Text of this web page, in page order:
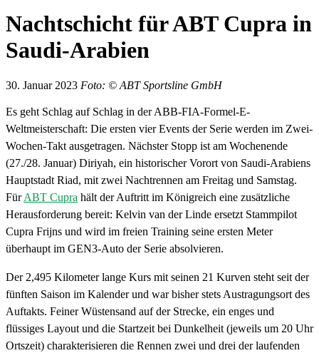
Nachtschicht für ABT Cupra in
Saudi-Arabien
30. Januar 2023 Foto: © ABT Sportsline GmbH
Es geht Schlag auf Schlag in der ABB-FIA-Formel-E-
Weltmeisterschaft: Die ersten vier Events der Serie werden im Zwei-
Wochen-Takt ausgetragen. Nächster Stopp ist am Wochenende
(27./28. Januar) Diriyah, ein historischer Vorort von Saudi-Arabiens
Hauptstadt Riad, mit zwei Nachtrennen am Freitag und Samstag.
FürABT Cupra hält der Auftritt im Königreich eine zusätzliche
Herausforderung bereit: Kelvin van der Linde ersetzt Stammpilot
Cupra Frijns und wird im freien Training seine ersten Meter
überhaupt im GEN3-Auto der Serie absolvieren.
Der 2,495 Kilometer lange Kurs mit seinen 21 Kurven steht seit der
fünften Saison im Kalender und war bisher stets Austragungsort des
Auftakts. Feiner Wüstensand auf der Strecke, ein enges und
flüssiges Layout und die Startzeit bei Dunkelheit (jeweils um 20 Uhr
Ortszeit) charakterisieren die Rennen zwei und drei der laufenden